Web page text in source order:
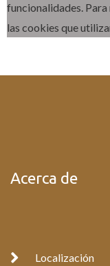
funcionalidades.
las cookies que
Acerca de
Localización